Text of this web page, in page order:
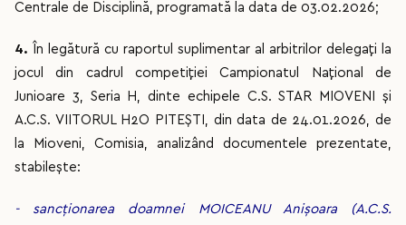
Centrale de Disciplină, programată la data de 03.02.2026;
4.
În legătură cu raportul suplimentar al arbitrilor delegați la
jocul din cadrul competiției Campionatul Național de
Junioare 3, Seria H, dinte echipele C.S. STAR MIOVENI și
A.C.S. VIITORUL H2O PITEȘTI, din data de 24.01.2026, de
la Mioveni, Comisia, analizând documentele prezentate,
stabilește:
- sancționarea doamnei MOICEANU Anișoara (A.C.S.